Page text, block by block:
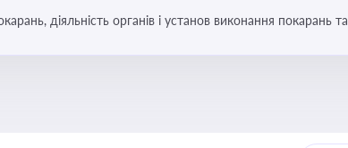
діяльність органів і установ виконання покарань та